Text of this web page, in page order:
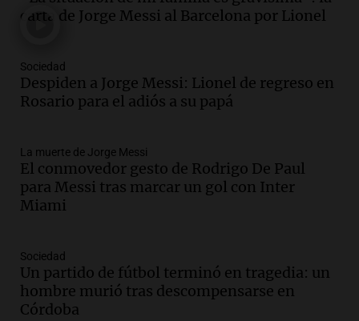
y cinco heridos tras caer dos autos desde
un puente
Episodios
Audio.Messi llegará esta noche a
Rosario para acompañar a su familia
Episodios
Audio.Ley de Propiedad Privada: el revés
en el Congreso expuso una debilidad
comunicacional del Gobierno
Episodios
Audio.Casabindo se prepara para una
celebración única: 30.000 turistas y el
tradicional Toreo de la Vincha
carta de Jorge Messi al Barcelona por Lionel
Sociedad
Despiden a Jorge Messi: Lionel de regreso en
Rosario para el adiós a su papá
La muerte de Jorge Messi
El conmovedor gesto de Rodrigo De Paul
para Messi tras marcar un gol con Inter
Miami
Sociedad
Un partido de fútbol terminó en tragedia: un
hombre murió tras descompensarse en
Córdoba